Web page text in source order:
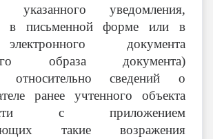
указанного уведомления,
в письменной форме или в
документа
образа документа)
относительно сведений о
ранее учтенного объекта
с приложением
такие возражения